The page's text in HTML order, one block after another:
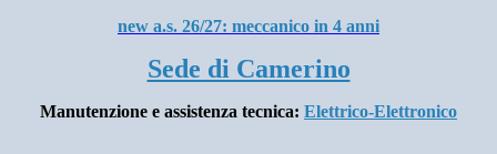
new a.s. 26/27: meccanico in 4 anni
Sede di Camerino
Manutenzione e assistenza tecnica: Elettrico-Elettronico